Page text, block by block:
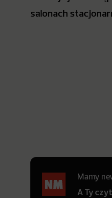
salonach
Mamy
A Ty